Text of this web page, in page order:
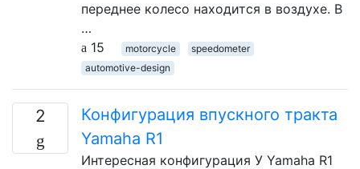
переднее колесо находится в воздухе. В
…
15
motorcycle
speedometer
automotive-design
2
Конфигурация впускного тракта
Yamaha R1
Интересная конфигурация У Yamaha R1